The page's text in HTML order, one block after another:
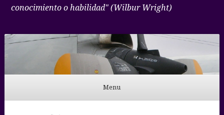
conocimiento o habilidad" (Wilbur Wright)
Menu